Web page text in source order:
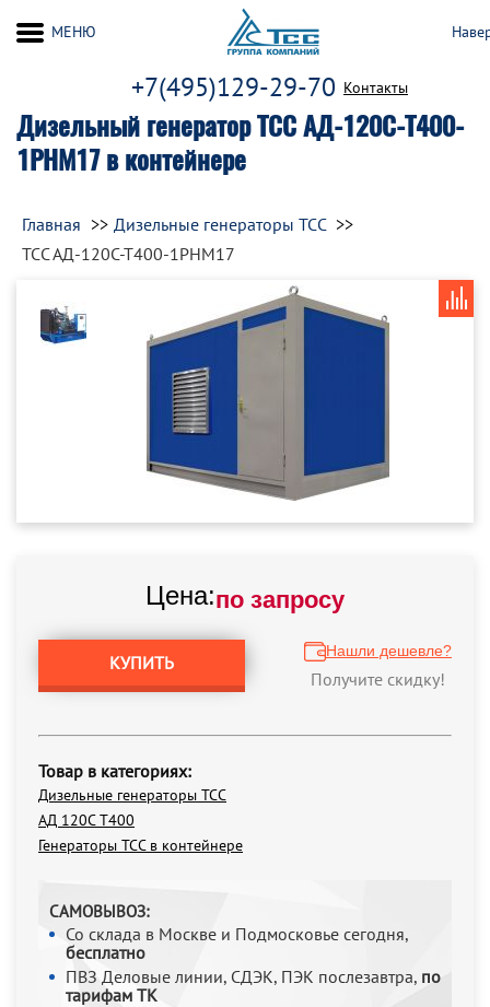
Дизельный генератор ТСС АД-120С-Т400-
1РНМ17 в контейнере
+7(495)129-29-70 Контакты
МЕНЮ
Главная
Дизельные генераторы ТСС
ТСС АД-120С-Т400-1РНМ17
Цена:по запросу
КУПИТЬ
Нашли дешевле?
Получите скидку!
Товар в категориях:
Дизельные генераторы ТСС
АД 120С Т400
Генераторы ТСС в контейнере
САМОВЫВОЗ:
Со склада в Москве и Подмосковье сегодня,
бесплатно
ПВЗ Деловые линии, СДЭК, ПЭК послезавтра, по
тарифам ТК